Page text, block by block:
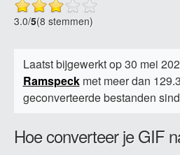
3.0/5(8 stemmen)
Laatst bijgewerkt op 30 mei
Ramspeckmet meer dan
geconverteerde bestanden
Hoe converteer je GIF